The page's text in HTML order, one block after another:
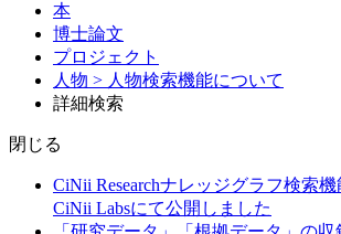
本
博士論文
プロジェクト
人物 > 人物検索機能について
詳細検索
閉じる
CiNii Researchナレッジグラフ検索
CiNii Labsにて公開しました